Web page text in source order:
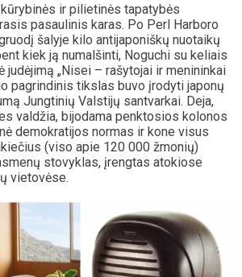
ir pilietinės tapatybės
pasaulinis karas. Po Perl Harboro
šalyje kilo antijaponiškų nuotaikų
kiek ją numalšinti, Noguchi su keliais
judėjimą „Nisei – rašytojai ir menininkai
pagrindinis tikslas buvo įrodyti japonų
Jungtinių Valstijų santvarkai. Deja,
valdžia, bijodama penktosios kolonos
demokratijos normas ir kone visus
(viso apie 120 000 žmonių)
stovyklas, įrengtas atokiose
vietovėse.